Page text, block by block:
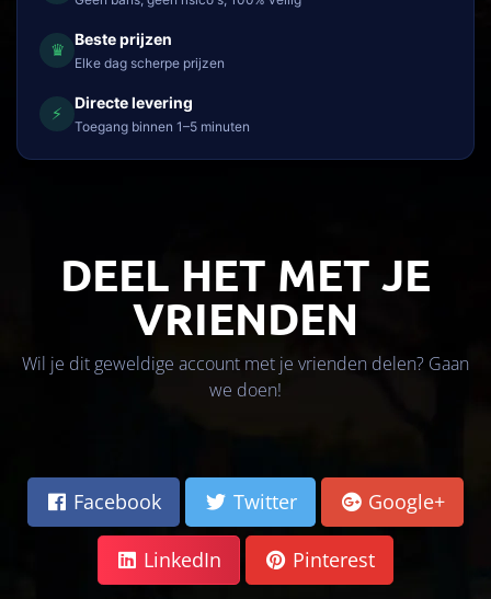
♛
Beste prijzen
Elke dag scherpe prijzen
⚡
Directe levering
Toegang binnen 1–5 minuten
DEEL HET MET JE
VRIENDEN
Wil je dit geweldige account met je vrienden delen? Gaan
we doen!
Facebook Twitter Google+
LinkedIn Pinterest